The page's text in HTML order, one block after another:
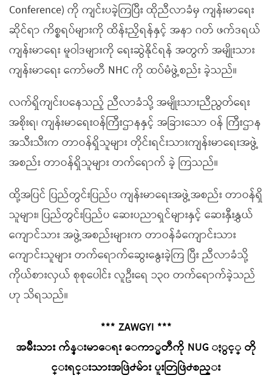
Conference) ကို ကျင်းပခဲ့ကြပြီး ထိုညီလာခံမှ ကျန်းမာရေး
ဆိုင်ရာ ကိစ္စရပ်များကို ထိန်းညှိရန်နှင့် အနာ ဂတ် ဖက်ဒရယ်
ကျန်းမာရေး မူဝါဒများကို ရေးဆွဲနိုင်ရန် အတွက် အမျိုးသား
ကျန်းမာရေး ကော်မတီ NHC ကို ထပ်မံဖွဲ့စည်း ခဲ့သည်။
လက်ရှိကျင်းပနေသည့် ညီလာခံသို့ အမျိုးသားညီညွတ်ရေး
အစိုးရ၊ ကျန်းမာရေးဝန်ကြီးဌာနနှင့် အခြားသော ဝန် ကြီးဌာန
အသီးသီးက တာဝန်ရှိသူများ တိုင်းရင်းသားကျန်းမာရေးအဖွဲ့
အစည်း တာဝန်ရှိသူများ တက်ရောက် ခဲ့ ကြသည်။
ထို့အပြင် ပြည်တွင်းပြည်ပ ကျန်းမာရေးအဖွဲ့အစည်း တာဝန်ရှိ
သူများ၊ ပြည်တွင်းပြည်ပ ဆေးပညာရှင်များနှင့် ဆေးနှီးနွှယ်
ကျောင်သား အဖွဲ့အစည်းများက တာဝန်ခံကျောင်းသား
ကျောင်းသူများ တက်ရောက်ဆွေးနွေးခဲ့ကြ ပြီး ညီလာခံသို့
ကိုယ်စားလှယ် စုစုပေါင်း လူဦးရေ ၁၃၀ တက်ရောက်ခဲ့သည်
ဟု သိရသည်။
*** ZAWGYI ***
အမ်ိဳးသား က်န္းမာေရး ေကာ္မတီကို NUG ႏွင့္ တို
င္းရင္းသားအဖြဲ႕မ်ား ပူးတြဲဖြဲ႕စည္း